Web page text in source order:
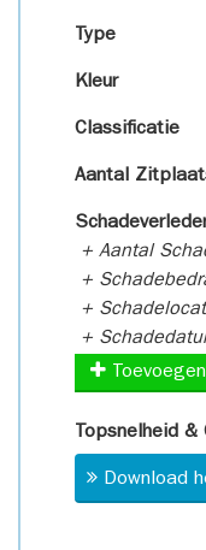
Type
Kleur
Classificatie
Aantal
+ Aantal
+
+
+
Topsnelheid
Download